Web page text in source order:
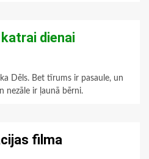
dienai
Dēls. Bet tīrums ir pasaule, un
nezāle ir ļaunā bērni.
filma